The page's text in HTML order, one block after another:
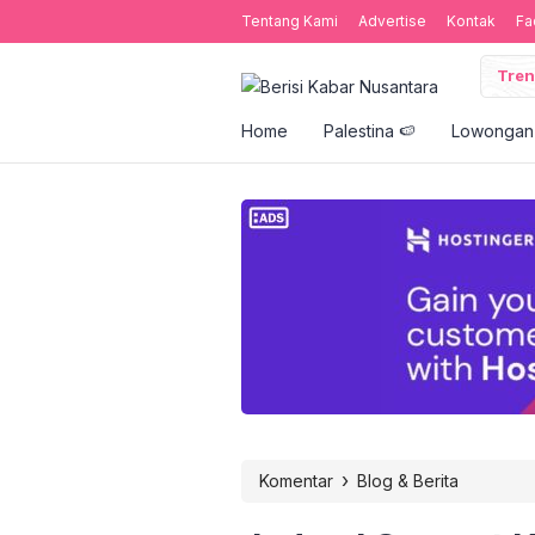
Tentang Kami Advertise Kontak
Home Palestina 🍉
Komentar › Blog & Berita